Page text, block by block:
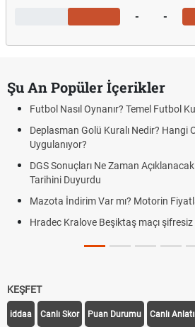
- -
Şu An Popüler İçerikler
Futbol Nasıl Oynanır? Temel Futbol
Deplasman Golü Kuralı Nedir? Hangi
Uygulanıyor?
DGS Sonuçları Ne Zaman
Tarihini Duyurdu
Mazota İndirim Var mı? Motorin
Hradec Kralove Beşiktaş maçı şifresiz
KEŞFET
iddaa Canlı Skor Puan Durumu Canlı